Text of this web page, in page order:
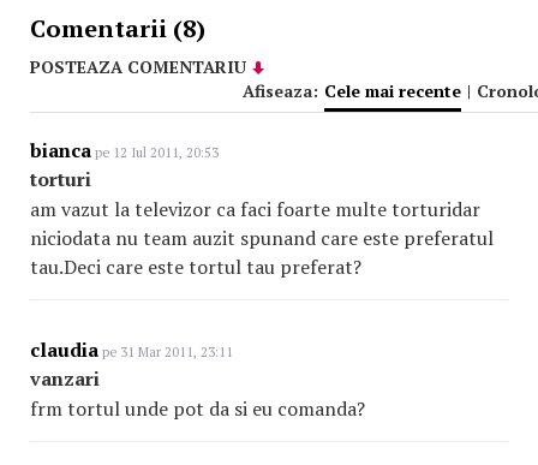
Comentarii (8)
POSTEAZA COMENTARIU
Afiseaza: Cele mai recente |
bianca pe 12 Iul 2011, 20:53
torturi
am vazut la televizor ca faci foarte multe torturidar
niciodata nu team auzit spunand care este preferatul
tau.Deci care este tortul tau preferat?
claudia pe 31 Mar 2011, 23:11
vanzari
frm tortul unde pot da si eu comanda?